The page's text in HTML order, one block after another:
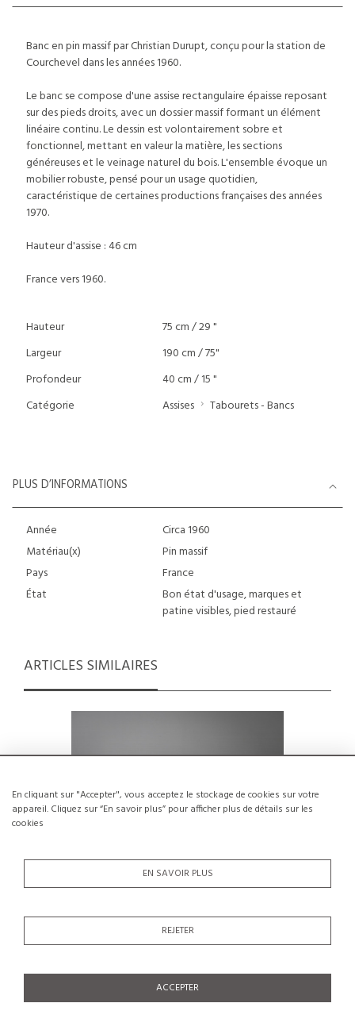
En cliquant sur "Accepter", vous acceptez le stockage de cookies sur votre
appareil. Cliquez sur “En savoir plus” pour afficher plus de détails sur les
cookies
EN SAVOIR PLUS
REJETER
ACCEPTER
Banc en pin massif par Christian Durupt, conçu pour la station de
Courchevel dans les années 1960.
Le banc se compose d'une assise rectangulaire épaisse reposant
sur des pieds droits, avec un dossier massif formant un élément
linéaire continu. Le dessin est volontairement sobre et
fonctionnel, mettant en valeur la matière, les sections
généreuses et le veinage naturel du bois. L'ensemble évoque un
mobilier robuste, pensé pour un usage quotidien,
caractéristique de certaines productions françaises des années
1970.
Hauteur d'assise : 46 cm
France vers 1960.
Hauteur
75 cm / 29 "
Largeur
190 cm / 75"
Profondeur
40 cm / 15 "
Catégorie
Assises Tabourets - Bancs
PLUS D’INFORMATIONS
Année
Circa 1960
Matériau(x)
Pin massif
Pays
France
État
Bon état d'usage, marques et
patine visibles, pied restauré
ARTICLES SIMILAIRES
Paire de chevets par Pierre Guariche,
€1,200